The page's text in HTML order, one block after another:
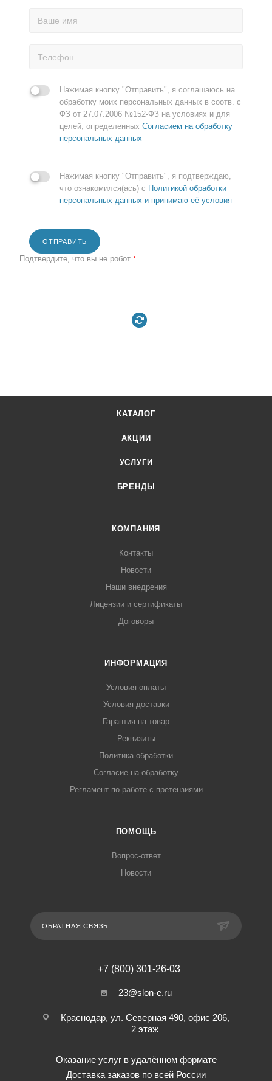
Нажимая кнопку "Отправить", я соглашаюсь на
обработку моих персональных данных в соотв. с
ФЗ от 27.07.2006 №152-ФЗ на условиях и для
целей, определенных Согласием на обработку
персональных данных
Нажимая кнопку "Отправить", я подтверждаю,
что ознакомился(ась) с Политикой обработки
персональных данных и принимаю её условия
ОТПРАВИТЬ
Подтвердите, что вы не робот *
КАТАЛОГ
АКЦИИ
УСЛУГИ
БРЕНДЫ
КОМПАНИЯ
Контакты
Новости
Наши внедрения
Лицензии и сертификаты
Договоры
ИНФОРМАЦИЯ
Условия оплаты
Условия доставки
Гарантия на товар
Реквизиты
Политика обработки
Согласие на обработку
Регламент по работе с претензиями
ПОМОЩЬ
Вопрос-ответ
Новости
ОБРАТНАЯ СВЯЗЬ
+7 (800) 301-26-03
23@slon-e.ru
Краснодар, ул. Северная 490, офис 206,
2 этаж
Оказание услуг в удалённом формате
Доставка заказов по всей России